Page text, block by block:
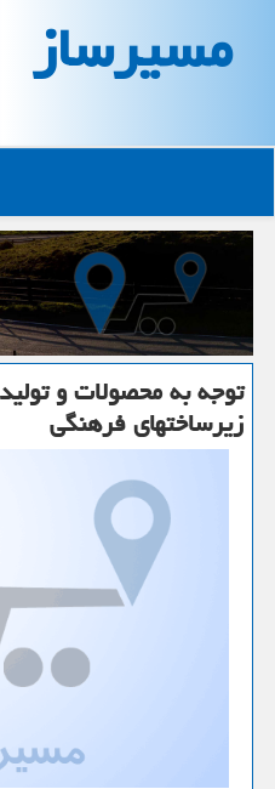
مسیرساز
توجه به محصولات و
زیرساختهای فرهنگی